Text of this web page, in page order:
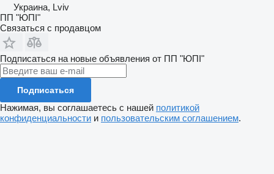
Украина, Lviv
ПП "ЮПІ"
Связаться с продавцом
Подписаться на новые объявления от ПП "ЮПІ"
Подписаться
Нажимая, вы соглашаетесь с нашей политикой
конфиденциальности и пользовательским соглашением.